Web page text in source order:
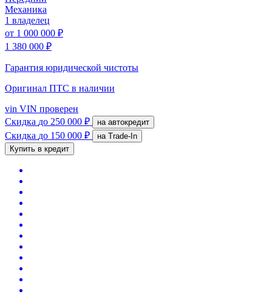
Механика
1 владелец
от 1 000 000 ₽
1 380 000 ₽
Гарантия юридической чистоты
Оригинал ПТС в наличии
vin VIN проверен
Скидка до 250 000 ₽ на автокредит
Скидка до 150 000 ₽
на Trade-In
Купить в кредит